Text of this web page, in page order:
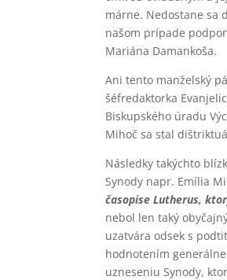
márne. Nedostane sa
našom prípade
Mariána Damankoša.
Ani tento manželský
šéfredaktorka
Biskupského úradu
Mihoč sa stal
Následky takýchto
Synody napr. Emília
časopise Lutherus,
nebol len taký
uzatvára odsek s
hodnotením
uzneseniu Synody,